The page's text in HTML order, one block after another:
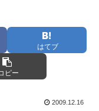
はてブ
ピー
2009.12.16